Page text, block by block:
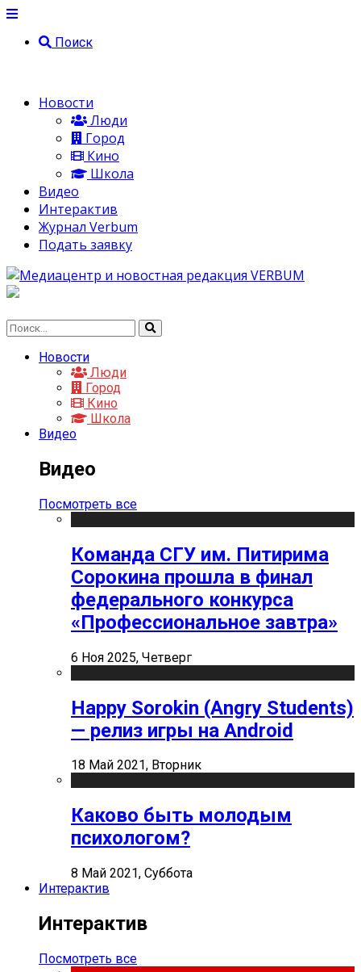
Поиск
Новости
Люди
Город
Кино
Школа
Видео
Интерактив
Журнал Verbum
Подать заявку
Новости
Люди
Город
Кино
Школа
Видео
Видео
Посмотреть все
Команда СГУ им. Питирима
Сорокина прошла в финал
федерального конкурса
«Профессиональное завтра»
6 Ноя 2025, Четверг
Happy Sorokin (Angry Students)
— релиз игры на Android
18 Май 2021, Вторник
Каково быть молодым
психологом?
8 Май 2021, Суббота
Интерактив
Интерактив
Посмотреть все